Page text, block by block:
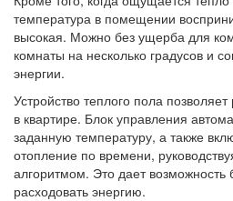
температура в помещении
высокая. Можно без ущерба для
комнаты на несколько градусов и
энергии.
Устройство теплого пола
в квартире. Блок управления
заданную температуру, а также
отопление по времени,
алгоритмом. Это дает
расходовать энергию.